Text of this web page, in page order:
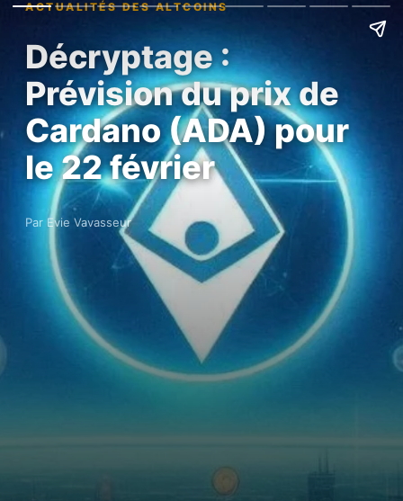
ACTUALITÉS DES ALTCOINS
Décryptage :
Prévision du prix de
Cardano (ADA) pour
le 22 février
Par Evie Vavasseur